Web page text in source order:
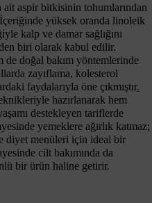
aspir bitkisinin tohumlarından
yüksek oranda linoleik
kalp ve damar sağlığını
biri olarak kabul edilir.
de doğal bakım yöntemlerinde
zayıflama, kolesterol
faydalarıyla öne çıkmıştır.
hazırlanarak hem
destekleyen tariflerde
yemeklere ağırlık katmaz;
diyet menüleri için ideal bir
cilt bakımında da
bir ürün haline getirir.